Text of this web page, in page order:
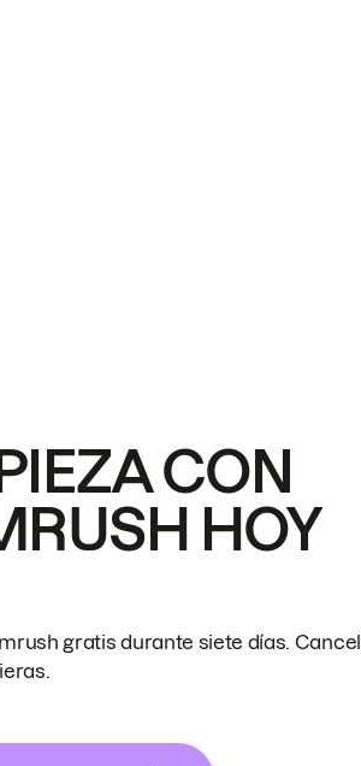
CON
HOY
gratis durante siete días.